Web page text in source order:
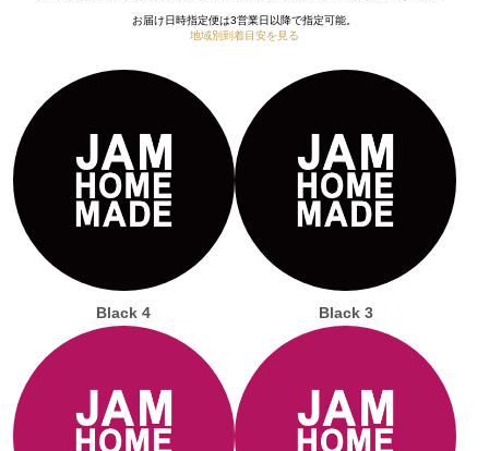
お届け日時指定便は3営業日以降で指定可能。
地域別到着目安を見る
Black 4 Black 3